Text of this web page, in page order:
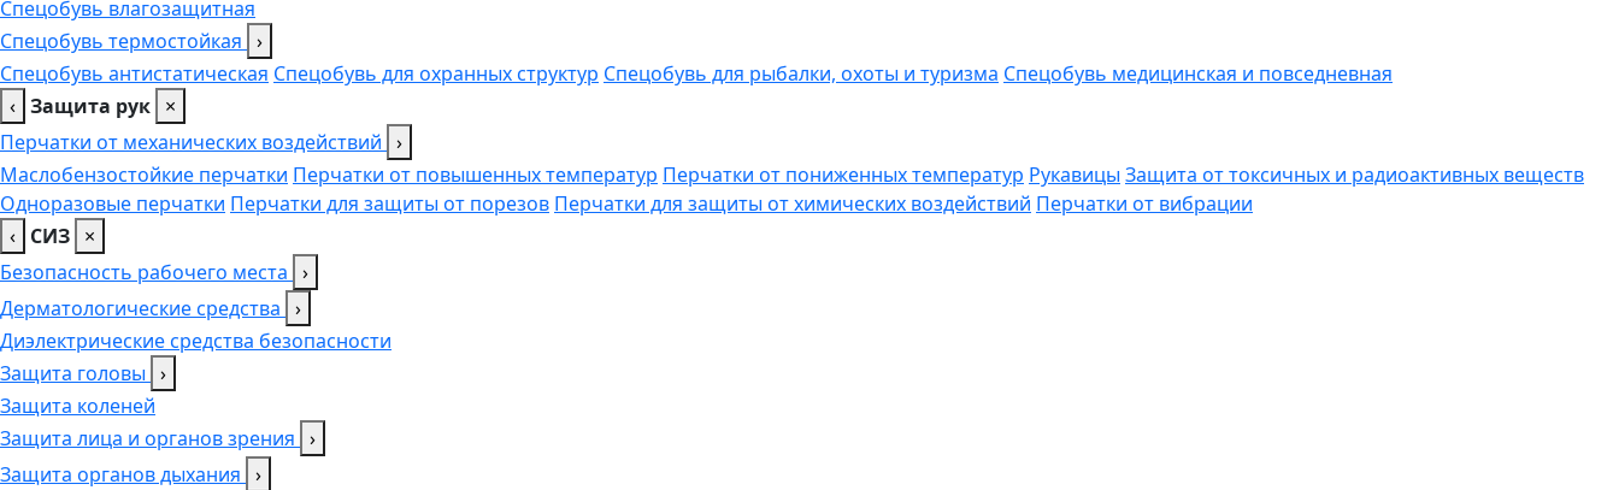
Спецобувь влагозащитная
Спецобувь термостойкая ›
Спецобувь антистатическая Спецобувь для охранных структур Спецобувь для рыбалки, охоты и туризма Спецобувь медицинская и повседневная
‹ Защита рук ×
Перчатки от механических воздействий ›
Маслобензостойкие перчатки Перчатки от повышенных температур Перчатки от пониженных температур Рукавицы Защита от токсичных и радиоактивных веществ
Одноразовые перчатки Перчатки для защиты от порезов Перчатки для защиты от химических воздействий Перчатки от вибрации
‹ СИЗ ×
Безопасность рабочего места ›
Дерматологические средства ›
Диэлектрические средства безопасности
Защита головы ›
Защита коленей
Защита лица и органов зрения ›
Защита органов дыхания ›